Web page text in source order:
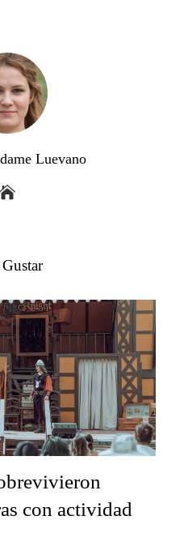
Luevano
con actividad